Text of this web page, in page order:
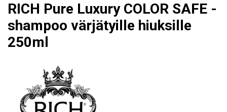
RICH Pure Luxury COLOR SAFE -
shampoo värjätyille hiuksille
250ml